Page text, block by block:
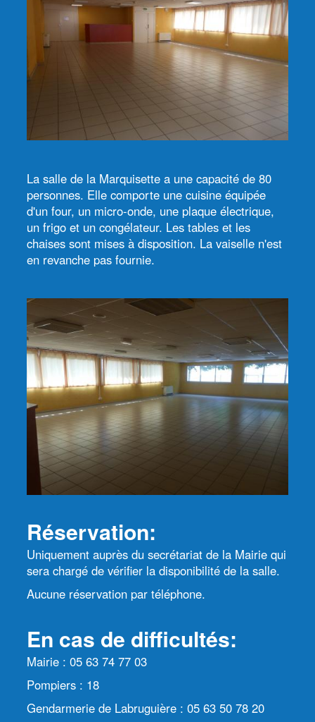
La salle de la Marquisette a une capacité de 80
personnes. Elle comporte une cuisine équipée
d'un four, un micro-onde, une plaque électrique,
un frigo et un congélateur. Les tables et les
chaises sont mises à disposition. La vaiselle n'est
en revanche pas fournie.
Réservation:
Uniquement auprès du secrétariat de la Mairie qui
sera chargé de vérifier la disponibilité de la salle.
Aucune réservation par téléphone.
En cas de difficultés:
Mairie : 05 63 74 77 03
Pompiers : 18
Gendarmerie de Labruguière : 05 63 50 78 20